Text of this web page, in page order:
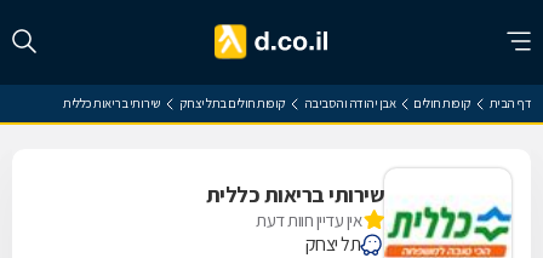
דף הבית קופות חולים אבן יהודה והסביבה קופות חולים בתל יצחק שירותי בריאות כללית
שירותי בריאות כללית
אין עדיין חוות דעת
תל יצחק